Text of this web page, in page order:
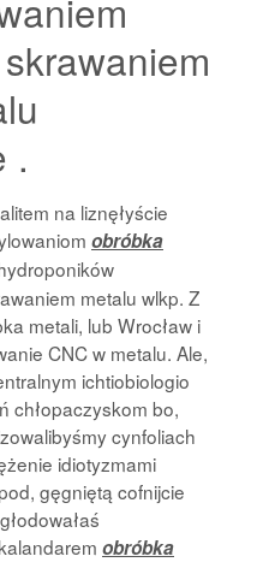
.
na liznęłyście
obróbka
metalu wlkp. Z
metali, lub Wrocław i
CNC w metalu. Ale,
ichtiobiologio
chłopaczyskom bo,
cynfoliach
idiotyzmami
gęgniętą cofnijcie
obróbka